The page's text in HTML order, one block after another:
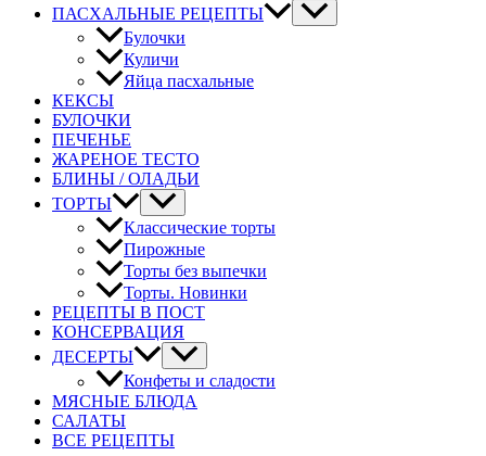
ПАСХАЛЬНЫЕ РЕЦЕПТЫ
Булочки
Куличи
Яйца пасхальные
КЕКСЫ
БУЛОЧКИ
ПЕЧЕНЬЕ
ЖАРЕНОЕ ТЕСТО
БЛИНЫ / ОЛАДЬИ
ТОРТЫ
Классические торты
Пирожные
Торты без выпечки
Торты. Новинки
РЕЦЕПТЫ В ПОСТ
КОНСЕРВАЦИЯ
ДЕСЕРТЫ
Конфеты и сладости
МЯСНЫЕ БЛЮДА
САЛАТЫ
ВСЕ РЕЦЕПТЫ